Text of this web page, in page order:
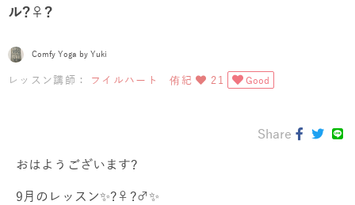
ル?‍♀️?
Comfy Yoga by Yuki
レッスン講師： フイルハート 侑紀 21 Good
Share
おはようございます?
9月のレッスン✨?‍♀️?‍♂️✨